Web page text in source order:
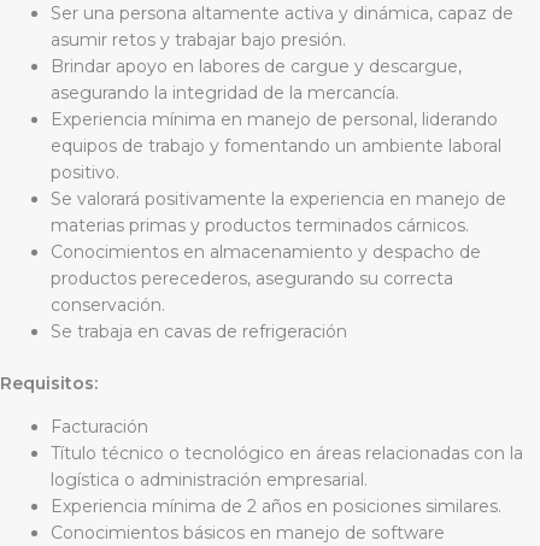
Ser una persona altamente activa y dinámica, capaz de
asumir retos y trabajar bajo presión.
Brindar apoyo en labores de cargue y descargue,
asegurando la integridad de la mercancía.
Experiencia mínima en manejo de personal, liderando
equipos de trabajo y fomentando un ambiente laboral
positivo.
Se valorará positivamente la experiencia en manejo de
materias primas y productos terminados cárnicos.
Conocimientos en almacenamiento y despacho de
productos perecederos, asegurando su correcta
conservación.
Se trabaja en cavas de refrigeración
Requisitos:
Facturación
Título técnico o tecnológico en áreas relacionadas con la
logística o administración empresarial.
Experiencia mínima de 2 años en posiciones similares.
Conocimientos básicos en manejo de software